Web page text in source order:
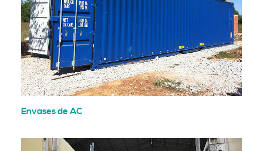
Envases de AC